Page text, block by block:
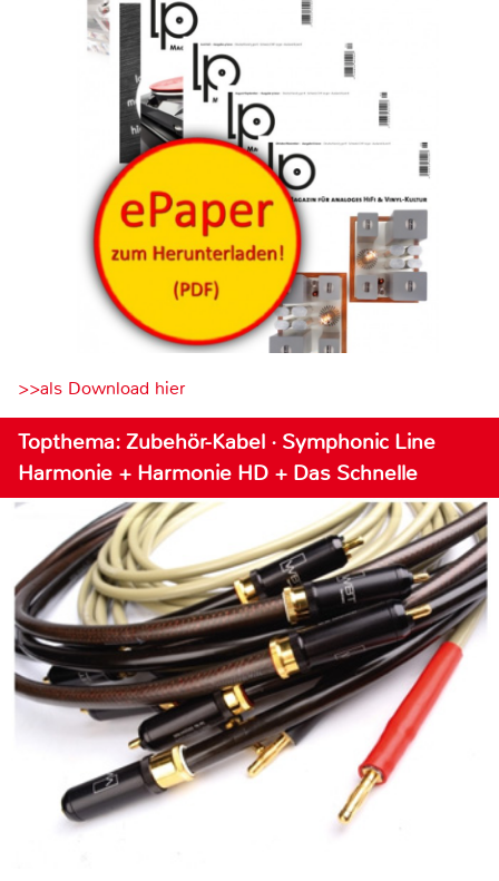
>>als Download hier
Topthema: Zubehör-Kabel · Symphonic Line
Harmonie + Harmonie HD + Das Schnelle